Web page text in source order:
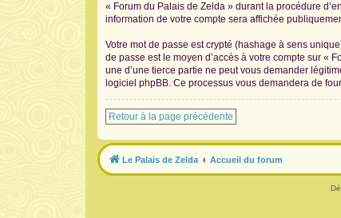
« Forum du Palais de Zelda » durant la procédure
information de votre compte sera affichée
Votre mot de passe est crypté (hashage à sens
de passe est le moyen d’accès à votre compte sur «
une d’une tierce partie ne peut vous demander
logiciel phpBB. Ce processus vous demandera de
Retour à la page précédente
Le Palais de Zelda Accueil du forum